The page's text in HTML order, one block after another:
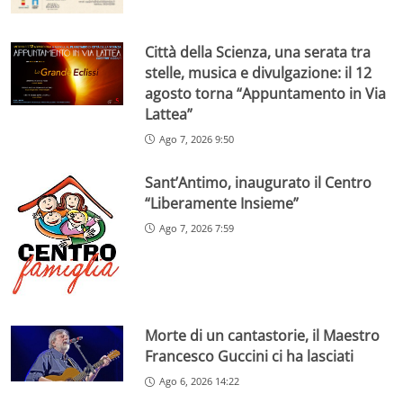
Città della Scienza, una serata tra
stelle, musica e divulgazione: il 12
agosto torna “Appuntamento in Via
Lattea”
Ago 7, 2026 9:50
Sant’Antimo, inaugurato il Centro
“Liberamente Insieme”
Ago 7, 2026 7:59
Morte di un cantastorie, il Maestro
Francesco Guccini ci ha lasciati
Ago 6, 2026 14:22